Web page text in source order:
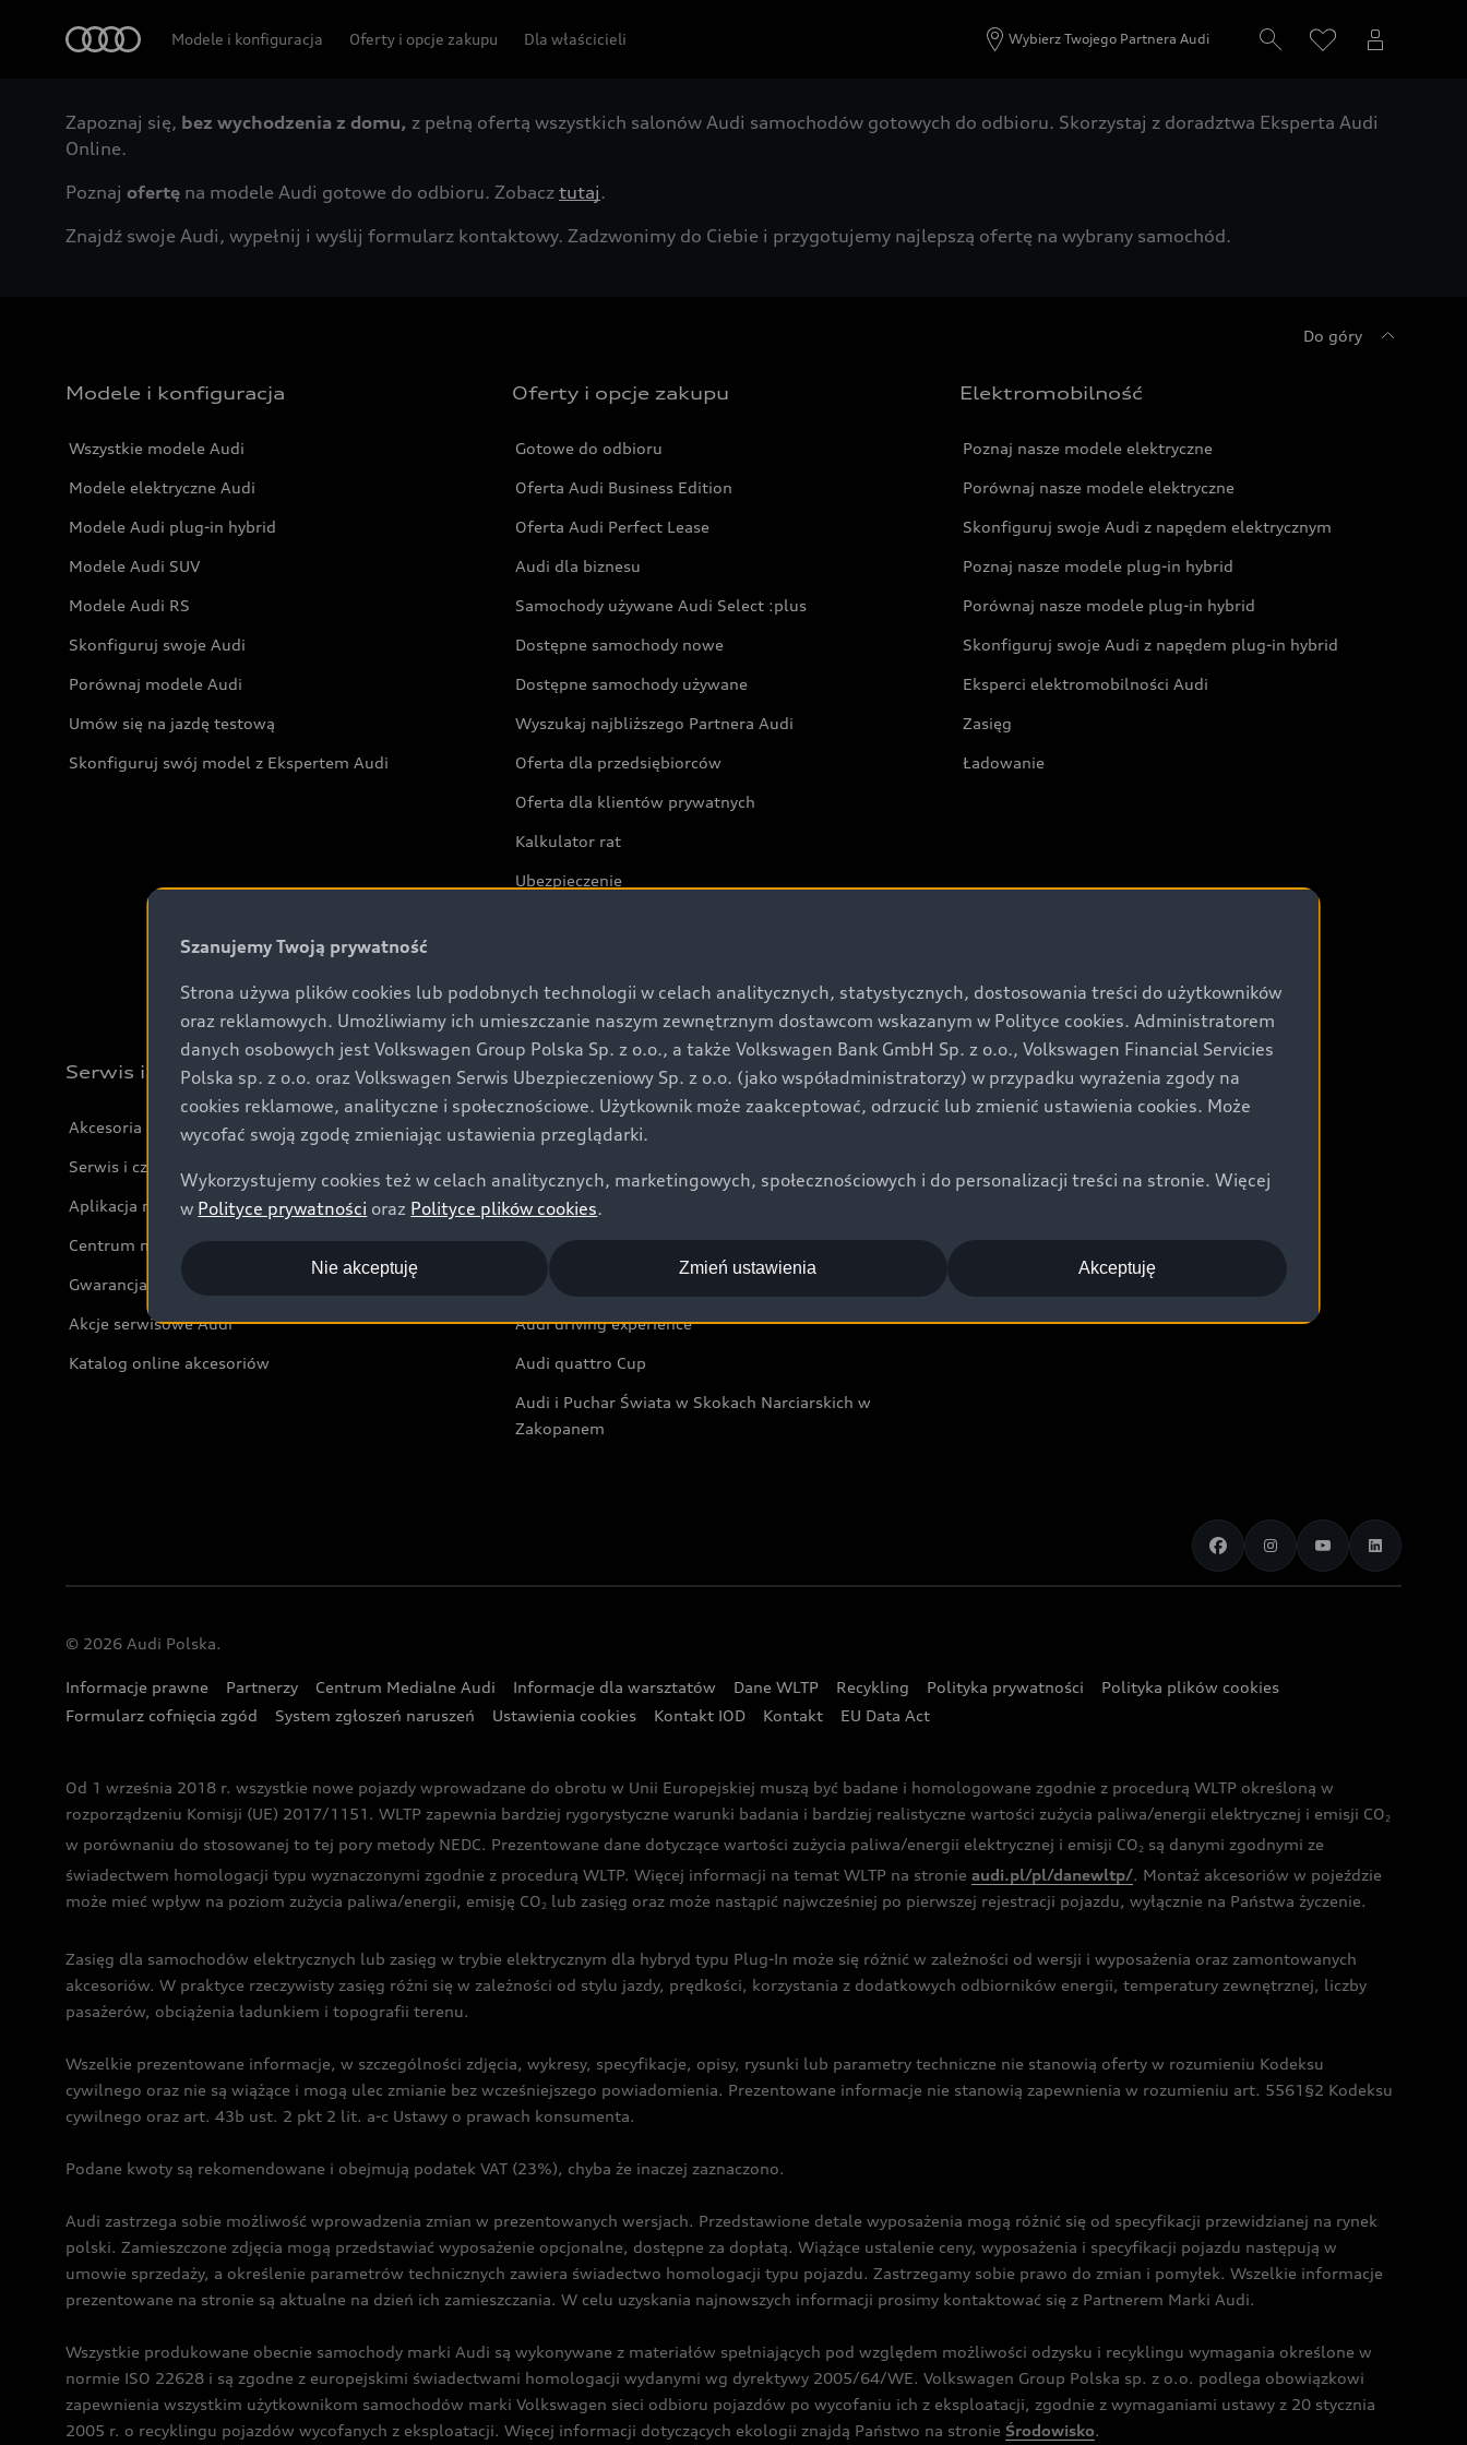
Modele i konfiguracja Oferty i opcje zakupu Dla właścicieli Wybierz Twojego Partnera Audi
Zapoznaj się, bez wychodzenia z domu, z pełną ofertą wszystkich salonów Audi samochodów gotowych do odbioru. Skorzystaj z doradztwa Eksperta Audi
Online.
Poznaj ofertę na modele Audi gotowe do odbioru. Zobacz tutaj.
Znajdź swoje Audi, wypełnij i wyślij formularz kontaktowy. Zadzwonimy do Ciebie i przygotujemy najlepszą ofertę na wybrany samochód.
Do góry
Modele i konfiguracja
Wszystkie modele Audi
Modele elektryczne Audi
Modele Audi plug-in hybrid
Modele Audi SUV
Modele Audi RS
Skonfiguruj swoje Audi
Porównaj modele Audi
Umów się na jazdę testową
Skonfiguruj swój model z Ekspertem Audi
Oferty i opcje zakupu
Gotowe do odbioru
Oferta Audi Business Edition
Oferta Audi Perfect Lease
Audi dla biznesu
Samochody używane Audi Select :plus
Dostępne samochody nowe
Dostępne samochody używane
Wyszukaj najbliższego Partnera Audi
Oferta dla przedsiębiorców
Oferta dla klientów prywatnych
Kalkulator rat
Ubezpieczenie
Audi exclusive
Elektromobilność
Poznaj nasze modele elektryczne
Porównaj nasze modele elektryczne
Skonfiguruj swoje Audi z napędem elektrycznym
Poznaj nasze modele plug-in hybrid
Porównaj nasze modele plug-in hybrid
Skonfiguruj swoje Audi z napędem plug-in hybrid
Eksperci elektromobilności Audi
Zasięg
Ładowanie
Serwis i akcesoria
Akcesoria
Serwis i części
Aplikacja myAudi i usługi cyfrowe
Centrum napraw powypadkowych
Gwarancja
Akcje serwisowe Audi
Katalog online akcesoriów
Świat Audi
Aktualności i historie postępu
Audi Nuvolari
Audi Sport Festiwal
Audi i Muzeum Sztuki Nowoczesnej w Warszawie
Audi driving experience
Audi quattro Cup
Audi i Puchar Świata w Skokach Narciarskich w
Zakopanem
© 2026 Audi Polska.
Informacje prawne Partnerzy Centrum Medialne Audi Informacje dla warsztatów Dane WLTP Recykling Polityka prywatności
Polityka plików cookies
Formularz cofnięcia zgód
System zgłoszeń naruszeń Ustawienia cookies Kontakt IOD Kontakt EU Data Act
Od 1 września 2018 r. wszystkie nowe pojazdy wprowadzane do obrotu w Unii Europejskiej muszą być badane i homologowane zgodnie z procedurą WLTP określoną w
rozporządzeniu Komisji (UE) 2017/1151. WLTP zapewnia bardziej rygorystyczne warunki badania i bardziej realistyczne wartości zużycia paliwa/energii elektrycznej i emisji CO2
w porównaniu do stosowanej to tej pory metody NEDC. Prezentowane dane dotyczące wartości zużycia paliwa/energii elektrycznej i emisji CO2 są danymi zgodnymi ze
świadectwem homologacji typu wyznaczonymi zgodnie z procedurą WLTP. Więcej informacji na temat WLTP na stronie audi.pl/pl/danewltp/. Montaż akcesoriów w pojeździe
może mieć wpływ na poziom zużycia paliwa/energii, emisję CO2 lub zasięg oraz może nastąpić najwcześniej po pierwszej rejestracji pojazdu, wyłącznie na Państwa życzenie.
Zasięg dla samochodów elektrycznych lub zasięg w trybie elektrycznym dla hybryd typu Plug-In może się różnić w zależności od wersji i wyposażenia oraz zamontowanych
akcesoriów. W praktyce rzeczywisty zasięg różni się w zależności od stylu jazdy, prędkości, korzystania z dodatkowych odbiorników energii, temperatury zewnętrznej, liczby
pasażerów, obciążenia ładunkiem i topografii terenu.
Wszelkie prezentowane informacje, w szczególności zdjęcia, wykresy, specyfikacje, opisy, rysunki lub parametry techniczne nie stanowią oferty w rozumieniu Kodeksu
cywilnego oraz nie są wiążące i mogą ulec zmianie bez wcześniejszego powiadomienia. Prezentowane informacje nie stanowią zapewnienia w rozumieniu art. 5561§2 Kodeksu
cywilnego oraz art. 43b ust. 2 pkt 2 lit. a-c Ustawy o prawach konsumenta.
Podane kwoty są rekomendowane i obejmują podatek VAT (23%), chyba że inaczej zaznaczono.
Audi zastrzega sobie możliwość wprowadzenia zmian w prezentowanych wersjach. Przedstawione detale wyposażenia mogą różnić się od specyfikacji przewidzianej na rynek
polski. Zamieszczone zdjęcia mogą przedstawiać wyposażenie opcjonalne, dostępne za dopłatą. Wiążące ustalenie ceny, wyposażenia i specyfikacji pojazdu następują w
umowie sprzedaży, a określenie parametrów technicznych zawiera świadectwo homologacji typu pojazdu. Zastrzegamy sobie prawo do zmian i pomyłek. Wszelkie informacje
prezentowane na stronie są aktualne na dzień ich zamieszczania. W celu uzyskania najnowszych informacji prosimy kontaktować się z Partnerem Marki Audi.
Wszystkie produkowane obecnie samochody marki Audi są wykonywane z materiałów spełniających pod względem możliwości odzysku i recyklingu wymagania określone w
normie ISO 22628 i są zgodne z europejskimi świadectwami homologacji wydanymi wg dyrektywy 2005/64/WE. Volkswagen Group Polska sp. z o.o. podlega obowiązkowi
zapewnienia wszystkim użytkownikom samochodów marki Volkswagen sieci odbioru pojazdów po wycofaniu ich z eksploatacji, zgodnie z wymaganiami ustawy z 20 stycznia
2005 r. o recyklingu pojazdów wycofanych z eksploatacji. Więcej informacji dotyczących ekologii znajdą Państwo na stronie Środowisko.
Szanujemy Twoją prywatność
Strona używa plików cookies lub podobnych technologii w celach analitycznych, statystycznych, dostosowania treści do użytkowników
oraz reklamowych. Umożliwiamy ich umieszczanie naszym zewnętrznym dostawcom wskazanym w Polityce cookies. Administratorem
danych osobowych jest Volkswagen Group Polska Sp. z o.o., a także Volkswagen Bank GmbH Sp. z o.o., Volkswagen Financial Servicies
Polska sp. z o.o. oraz Volkswagen Serwis Ubezpieczeniowy Sp. z o.o. (jako współadministratorzy) w przypadku wyrażenia zgody na
cookies reklamowe, analityczne i społecznościowe. Użytkownik może zaakceptować, odrzucić lub zmienić ustawienia cookies. Może
wycofać swoją zgodę zmieniając ustawienia przeglądarki.
Wykorzystujemy cookies też w celach analitycznych, marketingowych, społecznościowych i do personalizacji treści na stronie. Więcej
w Polityce prywatności oraz Polityce plików cookies.
Akceptuję
Nie akceptuję Zmień ustawienia